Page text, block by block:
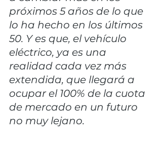
próximos 5 años de lo que
lo ha hecho en los últimos
50. Y es que, el vehículo
eléctrico, ya es una
realidad cada vez más
extendida, que llegará a
ocupar el 100% de la cuota
de mercado en un futuro
no muy lejano.